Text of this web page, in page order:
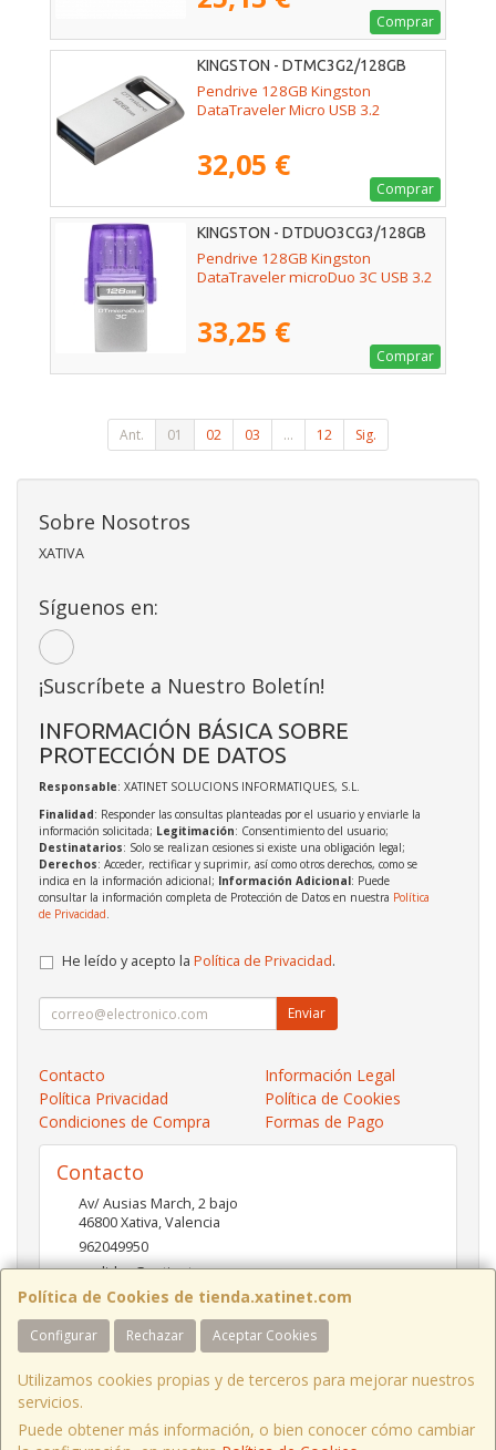
Comprar
KINGSTON - DTMC3G2/128GB
Pendrive 128GB Kingston
DataTraveler Micro USB 3.2
32,05 €
Comprar
KINGSTON - DTDUO3CG3/128GB
Pendrive 128GB Kingston
DataTraveler microDuo 3C USB 3.2
33,25 €
Comprar
Ant. 01 02 03 ... 12 Sig.
Política de Cookies de tienda.xatinet.com
Configurar Rechazar Aceptar Cookies
Utilizamos cookies propias y de terceros para mejorar nuestros
servicios.
Puede obtener más información, o bien conocer cómo cambiar
Sobre Nosotros
XATIVA
Síguenos en:
¡Suscríbete a Nuestro Boletín!
INFORMACIÓN BÁSICA SOBRE
PROTECCIÓN DE DATOS
Responsable: XATINET SOLUCIONS INFORMATIQUES, S.L.
Finalidad: Responder las consultas planteadas por el usuario y enviarle la
información solicitada; Legitimación: Consentimiento del usuario;
Destinatarios: Solo se realizan cesiones si existe una obligación legal;
Derechos: Acceder, rectificar y suprimir, así como otros derechos, como se
indica en la información adicional; Información Adicional: Puede
consultar la información completa de Protección de Datos en nuestra Política
de Privacidad.
He leído y acepto la Política de Privacidad.
Enviar
Contacto
Información Legal
Política Privacidad
Política de Cookies
Condiciones de Compra
Formas de Pago
Contacto
Av/ Ausias March, 2 bajo
46800Xativa,Valencia
962049950
pedidos@xatinet.com
Horario
9-13:30 16:30-19:30